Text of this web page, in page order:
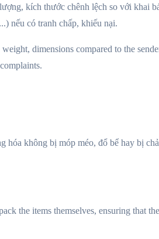
kích thước chênh lệch so với khai
nếu có tranh chấp, khiếu nại.
dimensions compared to the
không bị móp méo, đổ bể hay bị
the items themselves, ensuring that